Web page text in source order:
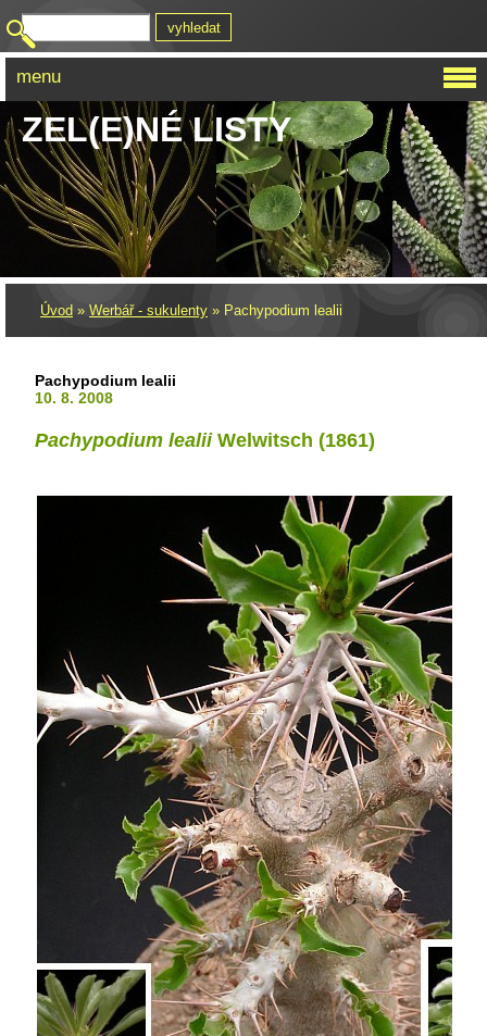
ZEL(E)NÉ LISTY
Úvod » Werbář - sukulenty » Pachypodium lealii
Pachypodium lealii
10. 8. 2008
Pachypodium lealiiWelwitsch (1861)
menu